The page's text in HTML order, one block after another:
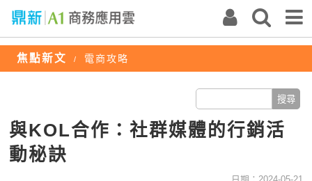
焦點新文 / 電商攻略
與KOL合作：社群媒體的行銷活
動秘訣